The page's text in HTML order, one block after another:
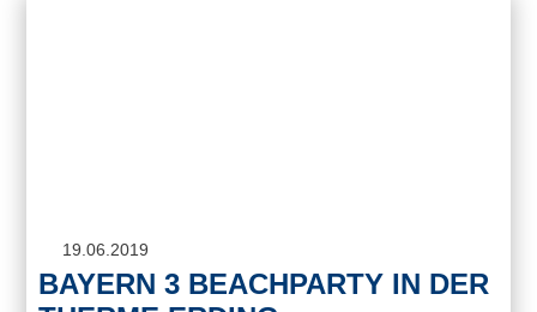
19.06.2019
BAYERN 3 BEACHPARTY IN DER